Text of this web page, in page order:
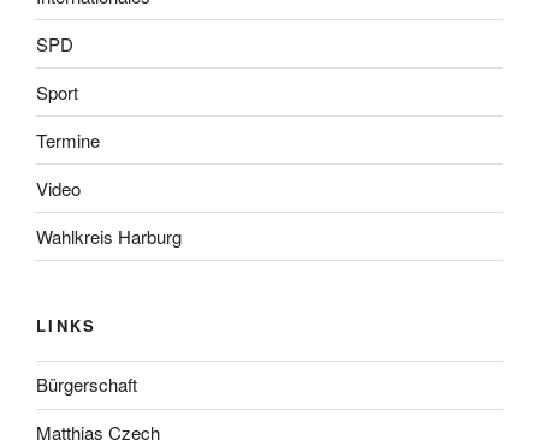
SPD
Sport
Termine
Video
Wahlkreis Harburg
LINKS
Bürgerschaft
Matthias Czech